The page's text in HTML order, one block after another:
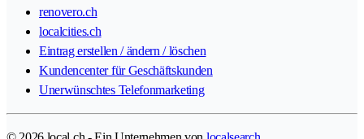
renovero.ch
localcities.ch
Eintrag erstellen / ändern / löschen
Kundencenter für Geschäftskunden
Unerwünschtes Telefonmarketing